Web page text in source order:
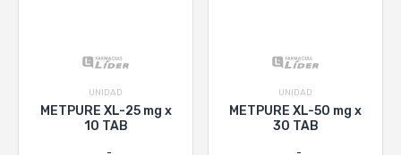
UNIDAD
METPURE XL-25 mg x
10 TAB
UNIDAD
METPURE XL-50 mg x
30 TAB